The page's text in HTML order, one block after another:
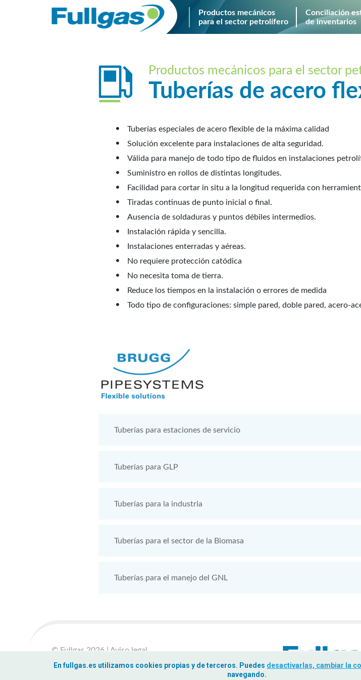
Productos mecánicos
para el sector petrolífero
Conciliación
de inventarios
Productos mecánicos para el sector
Tuberías de acero
Tuberías especiales de acero flexible de la máxima calidad
Solución excelente para instalaciones de alta seguridad.
Válida para manejo de todo tipo de fluidos en instalaciones
Suministro en rollos de distintas longitudes.
Facilidad para cortar in situ a la longitud requerida con
Tiradas continuas de punto inicial o final.
Ausencia de soldaduras y puntos débiles intermedios.
Instalación rápida y sencilla.
Instalaciones enterradas y aéreas.
No requiere protección catódica
No necesita toma de tierra.
Reduce los tiempos en la instalación o errores de medida
Todo tipo de configuraciones: simple pared, doble pared, acero-
Tuberías para estaciones de servicio
Tuberías para GLP
Tuberías para la industria
Tuberías para el sector de la Biomasa
Tuberías para el manejo del GNL
© Fullgas 2026 | Aviso legal
Política de privacidad | Política de cookies
En fullgas.es utilizamos cookies propias y de terceros. Puedes desactivarlas, cambiar la
navegando.